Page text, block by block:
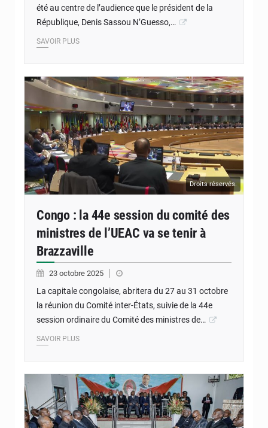
été au centre de l’audience que le président de la
République, Denis Sassou N’Guesso,…
SAVOIR PLUS
Droits réservés.
Congo : la 44e session du comité des
ministres de l’UEAC va se tenir à
Brazzaville
23 octobre 2025
La capitale congolaise, abritera du 27 au 31 octobre
la réunion du Comité inter-États, suivie de la 44e
session ordinaire du Comité des ministres de…
SAVOIR PLUS